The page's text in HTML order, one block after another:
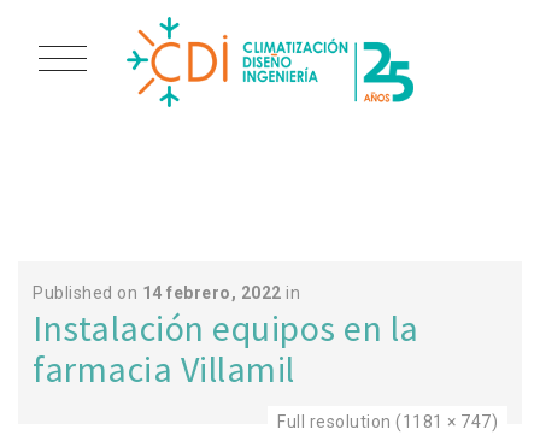
Published on 14 febrero, 2022 in
Instalación equipos en la
farmacia Villamil
Full resolution (1181 × 747)